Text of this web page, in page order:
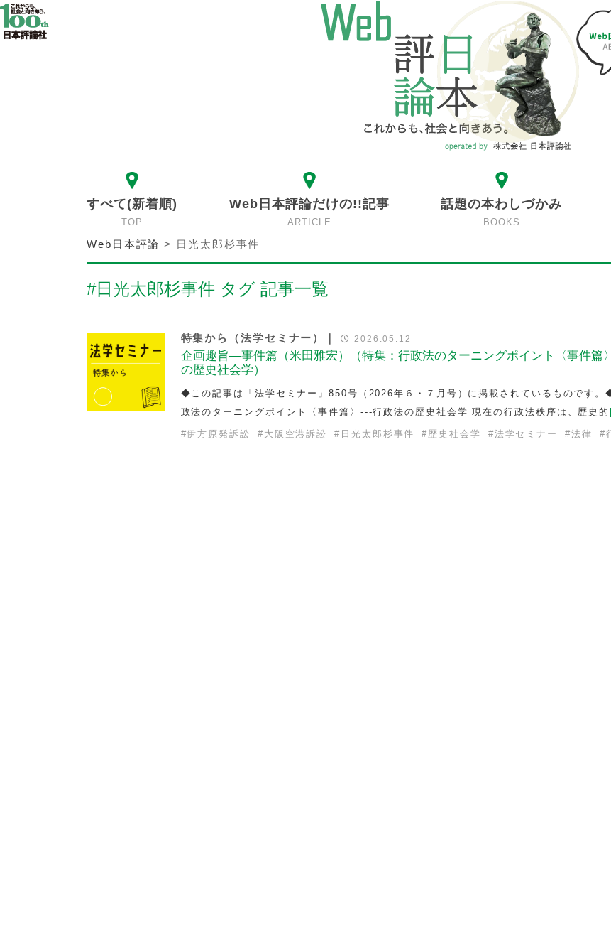
すべて(新着順)
TOP
Web日本評論だけの!!記事
ARTICLE
話題の本わしづかみ
BOOKS
Web日本評論 > 日光太郎杉事件
#日光太郎杉事件 タグ 記事一覧
特集から（法学セミナー）｜ 2026.05.12
企画趣旨—事件篇（米田雅宏）（特集：行政法のターニングポイント〈事件篇
の歴史社会学）
◆この記事は「法学セミナー」850号（2026年６・７月号）に掲載されているものです
政法のターニングポイント〈事件篇〉---行政法の歴史社会学 現在の行政法秩序は、歴史的
#伊方原発訴訟 # 大阪空港訴訟 # 日光太郎杉事件 # 歴史社会学 #法学セミナー #法律 #